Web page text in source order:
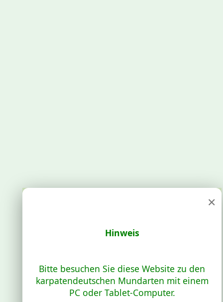
×
Hinweis
Bitte besuchen Sie diese Website zu den
karpatendeutschen Mundarten mit einem
PC oder Tablet-Computer.